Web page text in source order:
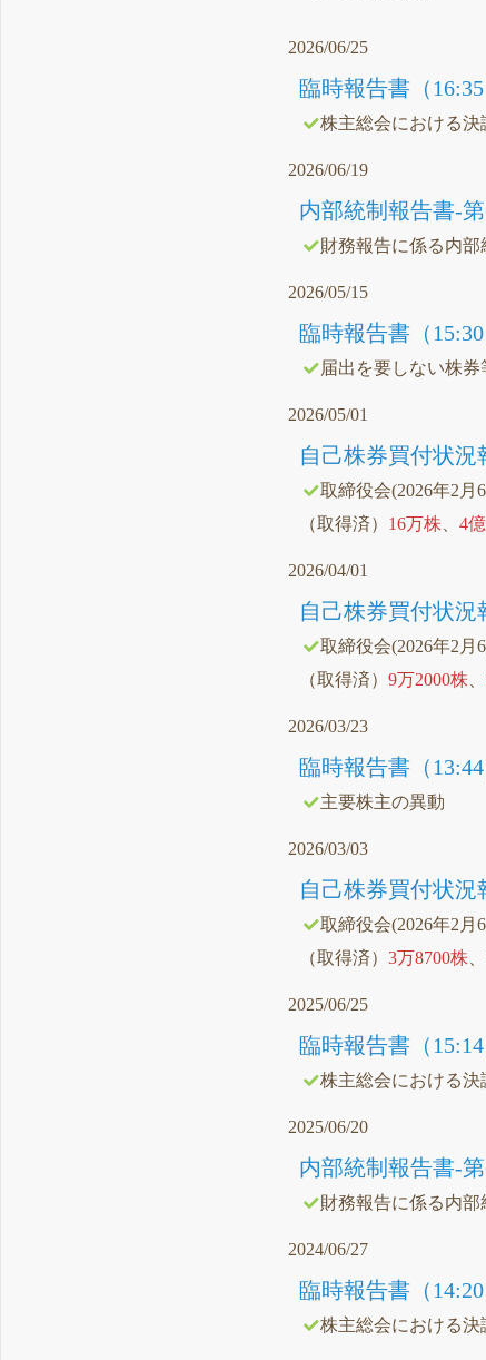
2026/06/25
臨時報告書（16:35
株主総会における決
2026/06/19
内部統制報告書-第
財務報告に係る内部
2026/05/15
臨時報告書（15:30
届出を要しない株
2026/05/01
自己株券買付状況
取締役会(2026年2月
（取得済） 16万株 、4
2026/04/01
自己株券買付状況
取締役会(2026年2月
（取得済）9万2000株
2026/03/23
臨時報告書（13:44
主要株主の異動
2026/03/03
自己株券買付状況
取締役会(2026年2月
（取得済）3万8700株
2025/06/25
臨時報告書（15:14
株主総会における決
2025/06/20
内部統制報告書-第
財務報告に係る内部
2024/06/27
臨時報告書（14:20
株主総会における決